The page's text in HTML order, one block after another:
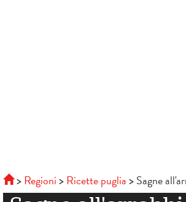
Regioni Ricette puglia Sagne